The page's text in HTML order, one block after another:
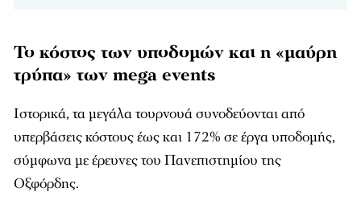
Το κόστος των υποδομών και η «μαύρη
τρύπα» των mega events
Ιστορικά, τα μεγάλα τουρνουά συνοδεύονται από
υπερβάσεις κόστους έως και 172% σε έργα υποδομής,
σύμφωνα με έρευνες του Πανεπιστημίου της
Οξφόρδης.